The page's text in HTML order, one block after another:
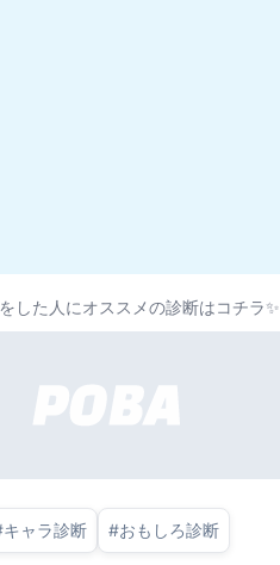
した人にオススメの診断はコチラ✨
キャラ診断 #おもしろ診断